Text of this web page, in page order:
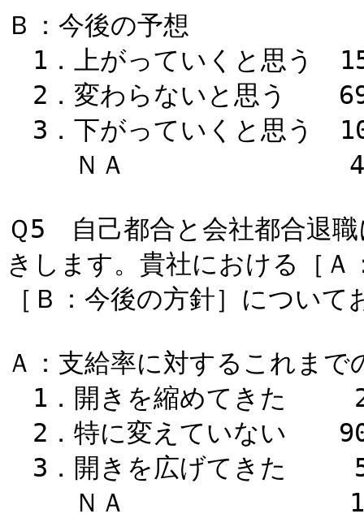
Ｂ：今後の予想
1．上がっていくと思う
2．変わらないと思う
3．下がっていくと思う
ＮＡ
Ｑ5 自己都合と会社都合退
きします。貴社における［
［Ｂ：今後の方針］につい
Ａ：支給率に対するこれまで
1．開きを縮めてきた
2．特に変えていない
3．開きを広げてきた
ＮＡ